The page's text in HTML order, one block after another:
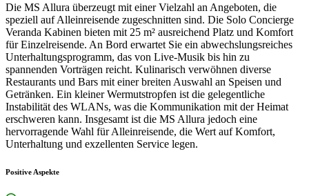
Die MS Allura überzeugt mit einer Vielzahl an Angeboten, die
speziell auf Alleinreisende zugeschnitten sind. Die Solo Concierge
Veranda Kabinen bieten mit 25 m² ausreichend Platz und Komfort
für Einzelreisende. An Bord erwartet Sie ein abwechslungsreiches
Unterhaltungsprogramm, das von Live-Musik bis hin zu
spannenden Vorträgen reicht. Kulinarisch verwöhnen diverse
Restaurants und Bars mit einer breiten Auswahl an Speisen und
Getränken. Ein kleiner Wermutstropfen ist die gelegentliche
Instabilität des WLANs, was die Kommunikation mit der Heimat
erschweren kann. Insgesamt ist die MS Allura jedoch eine
hervorragende Wahl für Alleinreisende, die Wert auf Komfort,
Unterhaltung und exzellenten Service legen.
Positive Aspekte